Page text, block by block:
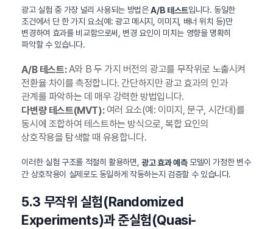
광고 실험 중 가장 널리 사용되는 방법은 A/B 테스트입니다. 동일한
조건에서 단 한 가지 요소(예: 광고 메시지, 이미지, 배너 위치 등)만
변경하여 효과를 비교함으로써, 변경 요인이 미치는 영향을 명확히
파악할 수 있습니다.
A/B 테스트:A와 B 두 가지 버전의 광고를 무작위로 노출시켜
전환율 차이를 측정합니다. 간단하지만 광고 효과의 인과
관계를 파악하는 데 매우 강력한 방법입니다.
다변량 테스트(MVT):여러 요소(예: 이미지, 문구, 시간대)를
동시에 조합하여 테스트하는 방식으로, 복합 요인의
상호작용을 탐색할 때 유용합니다.
이러한 실험 구조를 적절히 활용하면,광고 효과 예측모델이 가정한 변수
간 상호작용이 실제로도 동일하게 작동하는지 검증할 수 있습니다.
5.3 무작위 실험(Randomized
Experiments)과 준실험(Quasi-